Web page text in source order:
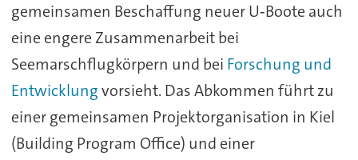
gemeinsamen Beschaffung neuer U‑Boote auch
eine engere Zusammenarbeit bei
Seemarschflugkörpern und bei Forschung und
Entwicklungvorsieht. Das Abkommen führt zu
einer gemeinsamen Projektorganisation in Kiel
(Building Program Office) und einer